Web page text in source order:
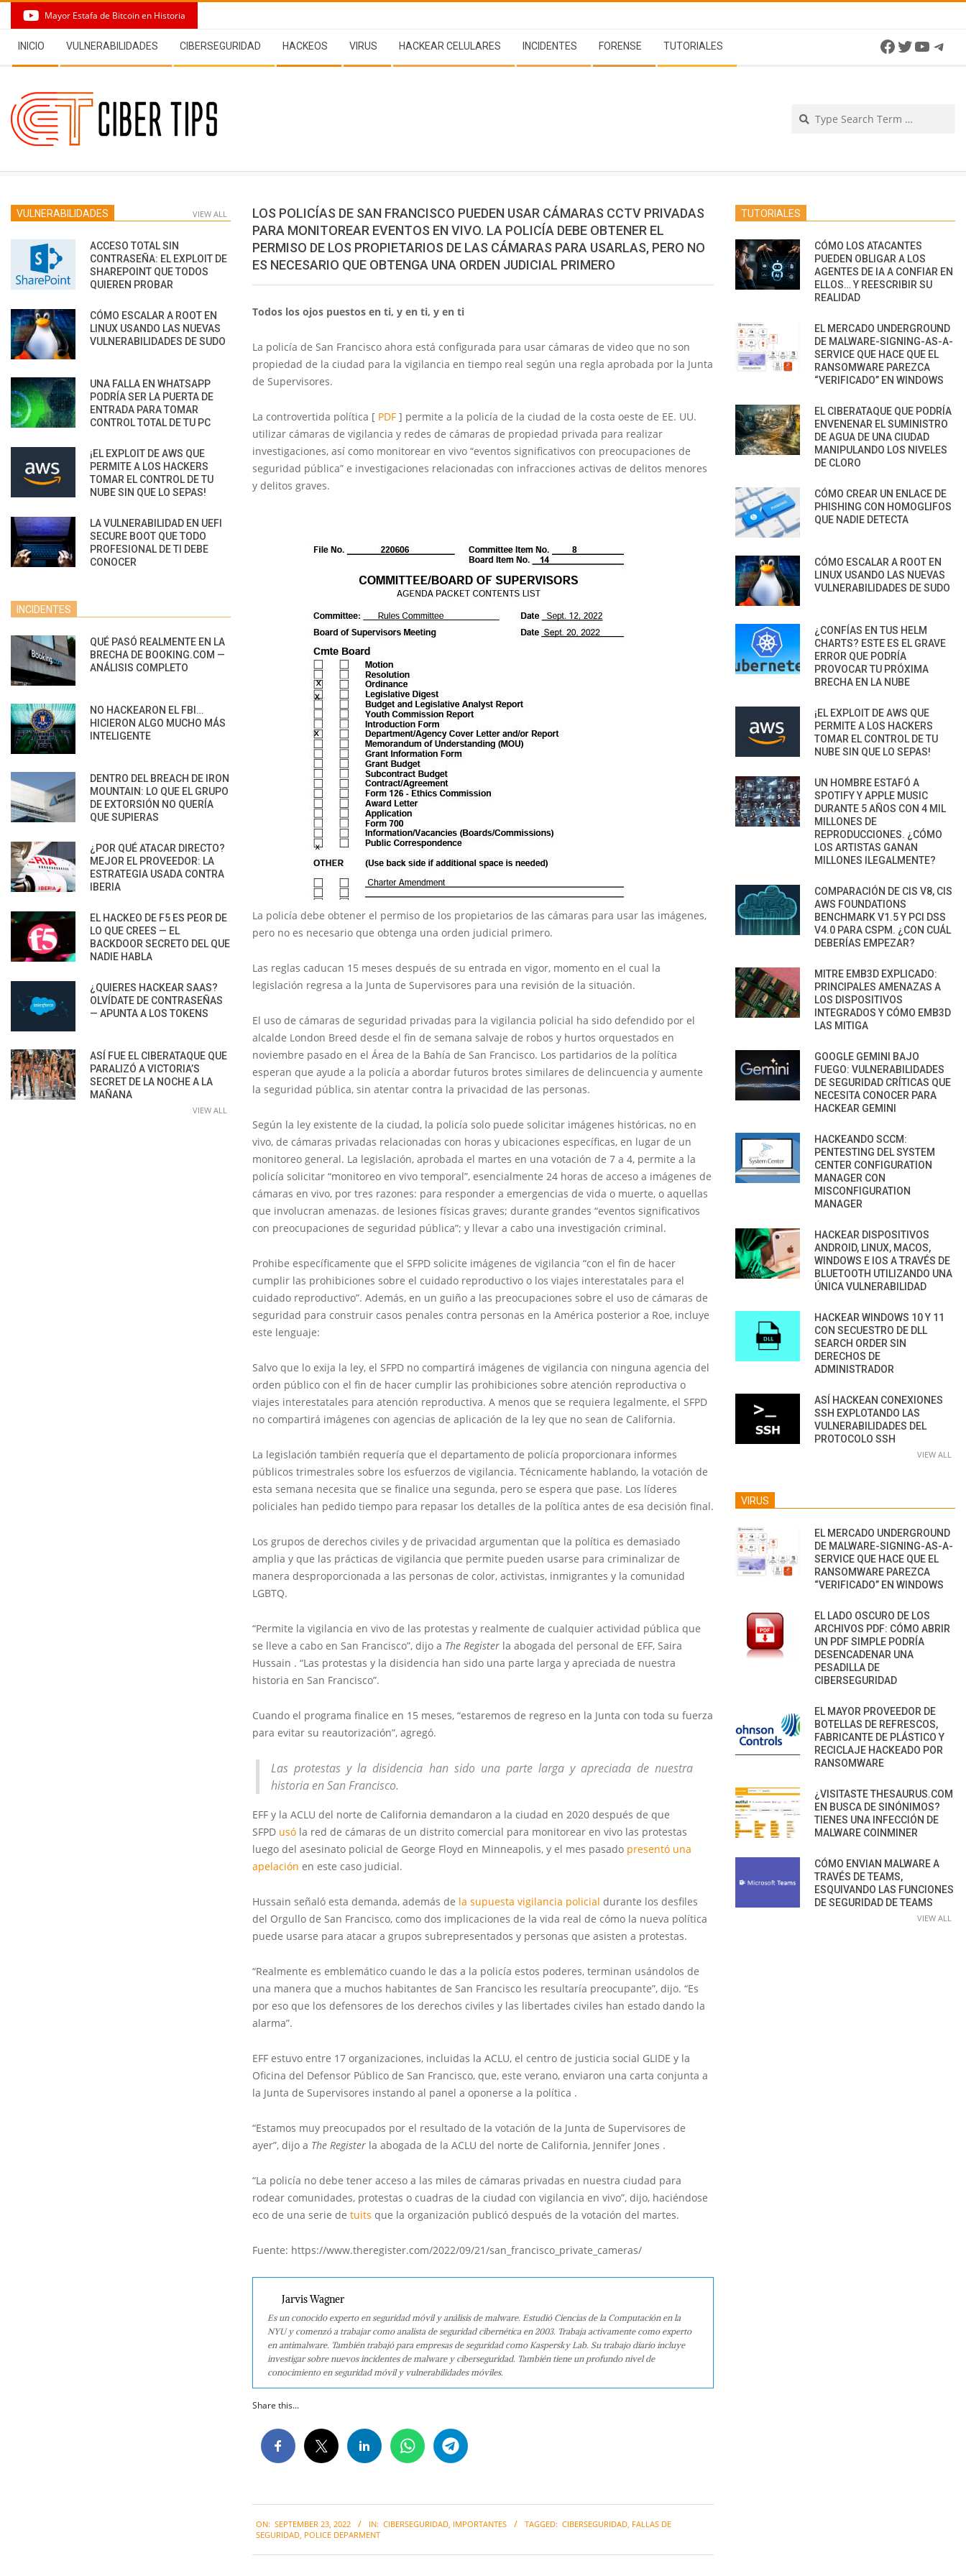
content
Mayor Estafa de Bitcoin en Historia
Navigation
Menu
INICIO VULNERABILIDADES CIBERSEGURIDAD HACKEOS VIRUS HACKEAR CELULARES INCIDENTES FORENSE TUTORIALES Facebook
Twitter
LOS POLICÍAS DE SAN FRANCISCO PUEDEN USAR CÁMARAS CCTV PRIVADAS
PARA MONITOREAR EVENTOS EN VIVO. LA POLICÍA DEBE OBTENER EL
PERMISO DE LOS PROPIETARIOS DE LAS CÁMARAS PARA USARLAS, PERO NO
ES NECESARIO QUE OBTENGA UNA ORDEN JUDICIAL PRIMERO
Todos los ojos puestos en ti, y en ti, y en ti
La policía de San Francisco ahora está configurada para usar cámaras de video que no son
propiedad de la ciudad para la vigilancia en tiempo real según una regla aprobada por la Junta
de Supervisores.
La controvertida política [ PDF ] permite a la policía de la ciudad de la costa oeste de EE. UU.
utilizar cámaras de vigilancia y redes de cámaras de propiedad privada para realizar
investigaciones, así como monitorear en vivo “eventos significativos con preocupaciones de
seguridad pública” e investigaciones relacionadas con infracciones activas de delitos menores
y delitos graves.
La policía debe obtener el permiso de los propietarios de las cámaras para usar las imágenes,
pero no es necesario que obtenga una orden judicial primero.
Las reglas caducan 15 meses después de su entrada en vigor, momento en el cual la
legislación regresa a la Junta de Supervisores para una revisión de la situación.
El uso de cámaras de seguridad privadas para la vigilancia policial ha sido defendido por el
alcalde London Breed desde el fin de semana salvaje de robos y hurtos orquestados en
noviembre pasado en el Área de la Bahía de San Francisco. Los partidarios de la política
esperan que ayude a la policía a abordar futuros brotes similares de delincuencia y aumente
la seguridad pública, sin atentar contra la privacidad de las personas.
Según la ley existente de la ciudad, la policía solo puede solicitar imágenes históricas, no en
vivo, de cámaras privadas relacionadas con horas y ubicaciones específicas, en lugar de un
monitoreo general. La legislación, aprobada el martes en una votación de 7 a 4, permite a la
policía solicitar “monitoreo en vivo temporal”, esencialmente 24 horas de acceso a imágenes de
cámaras en vivo, por tres razones: para responder a emergencias de vida o muerte, o aquellas
que involucran amenazas. de lesiones físicas graves; durante grandes “eventos significativos
con preocupaciones de seguridad pública”; y llevar a cabo una investigación criminal.
Prohibe específicamente que el SFPD solicite imágenes de vigilancia “con el fin de hacer
cumplir las prohibiciones sobre el cuidado reproductivo o los viajes interestatales para el
cuidado reproductivo”. Además, en un guiño a las preocupaciones sobre el uso de cámaras de
seguridad para construir casos penales contra personas en la América posterior a Roe, incluye
este lenguaje:
Salvo que lo exija la ley, el SFPD no compartirá imágenes de vigilancia con ninguna agencia del
orden público con el fin de hacer cumplir las prohibiciones sobre atención reproductiva o
viajes interestatales para atención reproductiva. A menos que se requiera legalmente, el SFPD
no compartirá imágenes con agencias de aplicación de la ley que no sean de California.
La legislación también requería que el departamento de policía proporcionara informes
públicos trimestrales sobre los esfuerzos de vigilancia. Técnicamente hablando, la votación de
esta semana necesita que se finalice una segunda, pero se espera que pase. Los líderes
policiales han pedido tiempo para repasar los detalles de la política antes de esa decisión final.
Los grupos de derechos civiles y de privacidad argumentan que la política es demasiado
amplia y que las prácticas de vigilancia que permite pueden usarse para criminalizar de
manera desproporcionada a las personas de color, activistas, inmigrantes y la comunidad
LGBTQ.
“Permite la vigilancia en vivo de las protestas y realmente de cualquier actividad pública que
se lleve a cabo en San Francisco”, dijo a The Register la abogada del personal de EFF, Saira
Hussain . “Las protestas y la disidencia han sido una parte larga y apreciada de nuestra
historia en San Francisco”.
Cuando el programa finalice en 15 meses, “estaremos de regreso en la Junta con toda su fuerza
para evitar su reautorización”, agregó.
Las protestas y la disidencia han sido una parte larga y apreciada de nuestra
historia en San Francisco.
EFF y la ACLU del norte de California demandaron a la ciudad en 2020 después de que
SFPD usó la red de cámaras de un distrito comercial para monitorear en vivo las protestas
luego del asesinato policial de George Floyd en Minneapolis, y el mes pasado presentó una
apelación en este caso judicial.
Hussain señaló esta demanda, además de la supuesta vigilancia policial durante los desfiles
del Orgullo de San Francisco, como dos implicaciones de la vida real de cómo la nueva política
puede usarse para atacar a grupos subrepresentados y personas que asisten a protestas.
“Realmente es emblemático cuando le das a la policía estos poderes, terminan usándolos de
una manera que a muchos habitantes de San Francisco les resultaría preocupante”, dijo. “Es
por eso que los defensores de los derechos civiles y las libertades civiles han estado dando la
alarma”.
EFF estuvo entre 17 organizaciones, incluidas la ACLU, el centro de justicia social GLIDE y la
Oficina del Defensor Público de San Francisco, que, este verano, enviaron una carta conjunta a
la Junta de Supervisores instando al panel a oponerse a la política .
“Estamos muy preocupados por el resultado de la votación de la Junta de Supervisores de
ayer”, dijo a The Register la abogada de la ACLU del norte de California, Jennifer Jones .
“La policía no debe tener acceso a las miles de cámaras privadas en nuestra ciudad para
rodear comunidades, protestas o cuadras de la ciudad con vigilancia en vivo”, dijo, haciéndose
eco de una serie de tuits que la organización publicó después de la votación del martes.
Fuente: https://www.theregister.com/2022/09/21/san_francisco_private_cameras/
Jarvis Wagner
Es un conocido experto en seguridad móvil y análisis de malware. Estudió Ciencias de la Computación en la
NYU y comenzó a trabajar como analista de seguridad cibernética en 2003. Trabaja activamente como experto
en antimalware. También trabajó para empresas de seguridad como Kaspersky Lab. Su trabajo diario incluye
investigar sobre nuevos incidentes de malware y ciberseguridad. También tiene un profundo nivel de
conocimiento en seguridad móvil y vulnerabilidades móviles.
Share this...
09-
ON: SEPTEMBER 23, 2022 IN: CIBERSEGURIDAD, IMPORTANTES TAGGED: CIBERSEGURIDAD, FALLAS DE
SEGURIDAD, POLICE DEPARMENT
VULNERABILIDADES VIEW ALL
ACCESO TOTAL SIN
CONTRASEÑA: EL EXPLOIT DE
SHAREPOINT QUE TODOS
QUIEREN PROBAR
CÓMO ESCALAR A ROOT EN
LINUX USANDO LAS NUEVAS
VULNERABILIDADES DE SUDO
UNA FALLA EN WHATSAPP
PODRÍA SER LA PUERTA DE
ENTRADA PARA TOMAR
CONTROL TOTAL DE TU PC
¡EL EXPLOIT DE AWS QUE
PERMITE A LOS HACKERS
TOMAR EL CONTROL DE TU
NUBE SIN QUE LO SEPAS!
LA VULNERABILIDAD EN UEFI
SECURE BOOT QUE TODO
PROFESIONAL DE TI DEBE
CONOCER
INCIDENTES
QUÉ PASÓ REALMENTE EN LA
BRECHA DE BOOKING.COM —
ANÁLISIS COMPLETO
NO HACKEARON EL FBI…
HICIERON ALGO MUCHO MÁS
INTELIGENTE
DENTRO DEL BREACH DE IRON
MOUNTAIN: LO QUE EL GRUPO
DE EXTORSIÓN NO QUERÍA
QUE SUPIERAS
¿POR QUÉ ATACAR DIRECTO?
MEJOR EL PROVEEDOR: LA
ESTRATEGIA USADA CONTRA
IBERIA
EL HACKEO DE F5 ES PEOR DE
LO QUE CREES — EL
BACKDOOR SECRETO DEL QUE
NADIE HABLA
¿QUIERES HACKEAR SAAS?
OLVÍDATE DE CONTRASEÑAS
— APUNTA A LOS TOKENS
ASÍ FUE EL CIBERATAQUE QUE
PARALIZÓ A VICTORIA’S
SECRET DE LA NOCHE A LA
MAÑANA
VIEW ALL
TUTORIALES
CÓMO LOS ATACANTES
PUEDEN OBLIGAR A LOS
AGENTES DE IA A CONFIAR EN
ELLOS… Y REESCRIBIR SU
REALIDAD
EL MERCADO UNDERGROUND
DE MALWARE-SIGNING-AS-A-
SERVICE QUE HACE QUE EL
RANSOMWARE PAREZCA
“VERIFICADO” EN WINDOWS
EL CIBERATAQUE QUE PODRÍA
ENVENENAR EL SUMINISTRO
DE AGUA DE UNA CIUDAD
MANIPULANDO LOS NIVELES
DE CLORO
CÓMO CREAR UN ENLACE DE
PHISHING CON HOMOGLIFOS
QUE NADIE DETECTA
CÓMO ESCALAR A ROOT EN
LINUX USANDO LAS NUEVAS
VULNERABILIDADES DE SUDO
¿CONFÍAS EN TUS HELM
CHARTS? ESTE ES EL GRAVE
ERROR QUE PODRÍA
PROVOCAR TU PRÓXIMA
BRECHA EN LA NUBE
¡EL EXPLOIT DE AWS QUE
PERMITE A LOS HACKERS
TOMAR EL CONTROL DE TU
NUBE SIN QUE LO SEPAS!
UN HOMBRE ESTAFÓ A
SPOTIFY Y APPLE MUSIC
DURANTE 5 AÑOS CON 4 MIL
MILLONES DE
REPRODUCCIONES. ¿CÓMO
LOS ARTISTAS GANAN
MILLONES ILEGALMENTE?
COMPARACIÓN DE CIS V8, CIS
AWS FOUNDATIONS
BENCHMARK V1.5 Y PCI DSS
V4.0 PARA CSPM. ¿CON CUÁL
DEBERÍAS EMPEZAR?
MITRE EMB3D EXPLICADO:
PRINCIPALES AMENAZAS A
LOS DISPOSITIVOS
INTEGRADOS Y CÓMO EMB3D
LAS MITIGA
GOOGLE GEMINI BAJO
FUEGO: VULNERABILIDADES
DE SEGURIDAD CRÍTICAS QUE
NECESITA CONOCER PARA
HACKEAR GEMINI
HACKEANDO SCCM:
PENTESTING DEL SYSTEM
CENTER CONFIGURATION
MANAGER CON
MISCONFIGURATION
MANAGER
HACKEAR DISPOSITIVOS
ANDROID, LINUX, MACOS,
WINDOWS E IOS A TRAVÉS DE
BLUETOOTH UTILIZANDO UNA
ÚNICA VULNERABILIDAD
HACKEAR WINDOWS 10 Y 11
CON SECUESTRO DE DLL
SEARCH ORDER SIN
DERECHOS DE
ADMINISTRADOR
ASÍ HACKEAN CONEXIONES
SSH EXPLOTANDO LAS
VULNERABILIDADES DEL
PROTOCOLO SSH
VIEW ALL
VIRUS
EL MERCADO UNDERGROUND
DE MALWARE-SIGNING-AS-A-
SERVICE QUE HACE QUE EL
RANSOMWARE PAREZCA
“VERIFICADO” EN WINDOWS
EL LADO OSCURO DE LOS
ARCHIVOS PDF: CÓMO ABRIR
UN PDF SIMPLE PODRÍA
DESENCADENAR UNA
PESADILLA DE
CIBERSEGURIDAD
EL MAYOR PROVEEDOR DE
BOTELLAS DE REFRESCOS,
FABRICANTE DE PLÁSTICO Y
RECICLAJE HACKEADO POR
RANSOMWARE
¿VISITASTE THESAURUS.COM
EN BUSCA DE SINÓNIMOS?
TIENES UNA INFECCIÓN DE
MALWARE COINMINER
CÓMO ENVIAN MALWARE A
TRAVÉS DE TEAMS,
ESQUIVANDO LAS FUNCIONES
DE SEGURIDAD DE TEAMS
VIEW ALL